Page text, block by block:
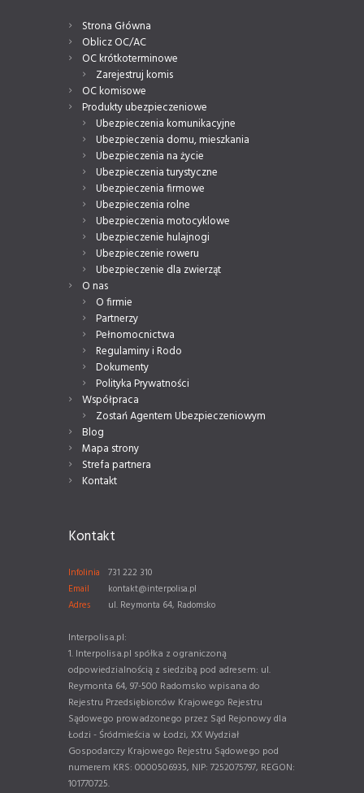
Strona Główna
Oblicz OC/AC
OC krótkoterminowe
Zarejestruj komis
OC komisowe
Produkty ubezpieczeniowe
Ubezpieczenia komunikacyjne
Ubezpieczenia domu, mieszkania
Ubezpieczenia na życie
Ubezpieczenia turystyczne
Ubezpieczenia firmowe
Ubezpieczenia rolne
Ubezpieczenia motocyklowe
Ubezpieczenie hulajnogi
Ubezpieczenie roweru
Ubezpieczenie dla zwierząt
O nas
O firmie
Partnerzy
Pełnomocnictwa
Regulaminy i Rodo
Dokumenty
Polityka Prywatności
Współpraca
Zostań Agentem Ubezpieczeniowym
Blog
Mapa strony
Strefa partnera
Kontakt
Kontakt
Infolinia
731 222 310
Email
kontakt@interpolisa.pl
Adres
ul. Reymonta 64, Radomsko
Interpolisa.pl:
1. Interpolisa.pl spółka z ograniczoną
odpowiedzialnością z siedzibą pod adresem: ul.
Reymonta 64, 97-500 Radomsko wpisana do
Rejestru Przedsiębiorców Krajowego Rejestru
Sądowego prowadzonego przez Sąd Rejonowy dla
Łodzi - Śródmieścia w Łodzi, XX Wydział
Gospodarczy Krajowego Rejestru Sądowego pod
numerem KRS: 0000506935, NIP: 7252075797, REGON:
101770725.